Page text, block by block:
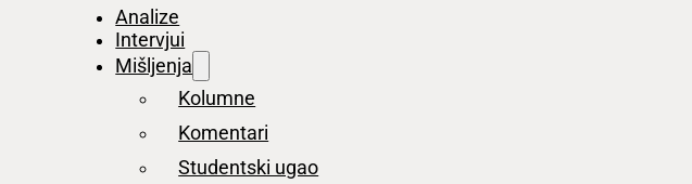
Analize
Intervjui
Mišljenja
Kolumne
Komentari
Studentski ugao